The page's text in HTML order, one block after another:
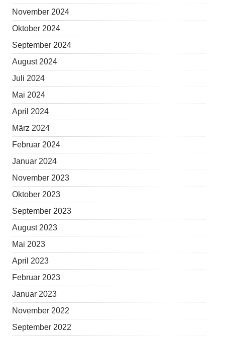
November 2024
Oktober 2024
September 2024
August 2024
Juli 2024
Mai 2024
April 2024
März 2024
Februar 2024
Januar 2024
November 2023
Oktober 2023
September 2023
August 2023
Mai 2023
April 2023
Februar 2023
Januar 2023
November 2022
September 2022